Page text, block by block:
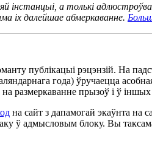
інстанцыі, а толькі
іх далейшае абмеркаванне.
публікацыі рэцэнзій. На
года) ўручаецца
размеркаванне прызоў і ў
на сайт з дапамогай экаўнта на
ў адмысловым блоку. Вы